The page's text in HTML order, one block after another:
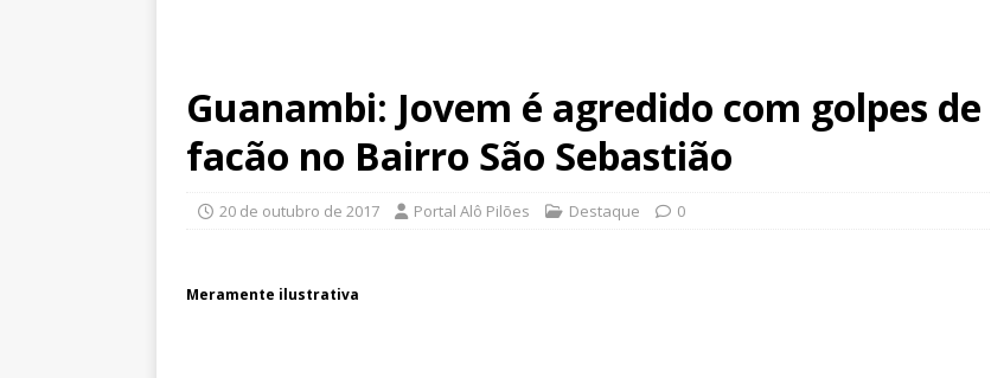
Guanambi: Jovem é agredido com golpes de
facão no Bairro São Sebastião
20 de outubro de 2017 Portal Alô Pilões Destaque 0
Meramente ilustrativa